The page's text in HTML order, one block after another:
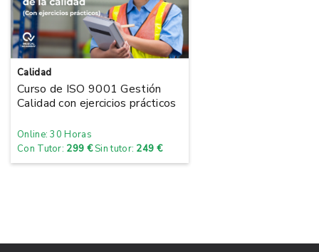
Calidad
Curso de ISO 9001 Gestión
Calidad con ejercicios prácticos
Online: 30 Horas
Con Tutor: 299 €Sin tutor: 249 €